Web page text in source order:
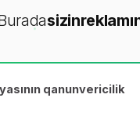
sizin
qanunvericilik